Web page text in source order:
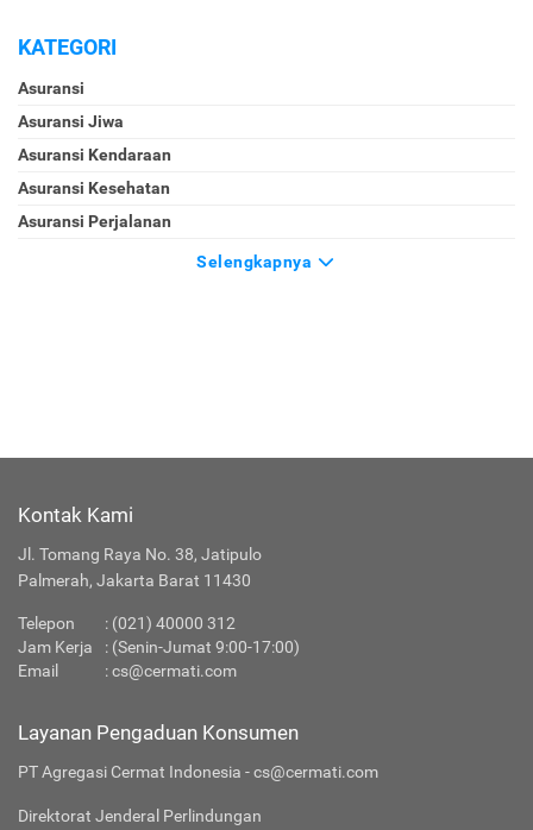
KATEGORI
Asuransi
Asuransi Jiwa
Asuransi Kendaraan
Asuransi Kesehatan
Asuransi Perjalanan
Selengkapnya
Kontak Kami
Jl. Tomang Raya No. 38, Jatipulo
Palmerah, Jakarta Barat 11430
Telepon : (021) 40000 312
Jam Kerja
: (Senin-Jumat 9:00-17:00)
Email
:cs@cermati.com
Layanan Pengaduan Konsumen
PT Agregasi Cermat Indonesia - cs@cermati.com
Direktorat Jenderal Perlindungan